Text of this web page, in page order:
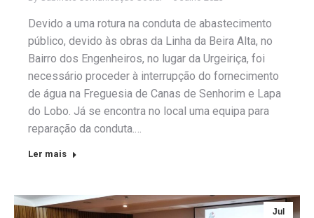
Devido a uma rotura na conduta de abastecimento
público, devido às obras da Linha da Beira Alta, no
Bairro dos Engenheiros, no lugar da Urgeiriça, foi
necessário proceder à interrupção do fornecimento
de água na Freguesia de Canas de Senhorim e Lapa
do Lobo. Já se encontra no local uma equipa para
reparação da conduta.…
Ler mais
Jul